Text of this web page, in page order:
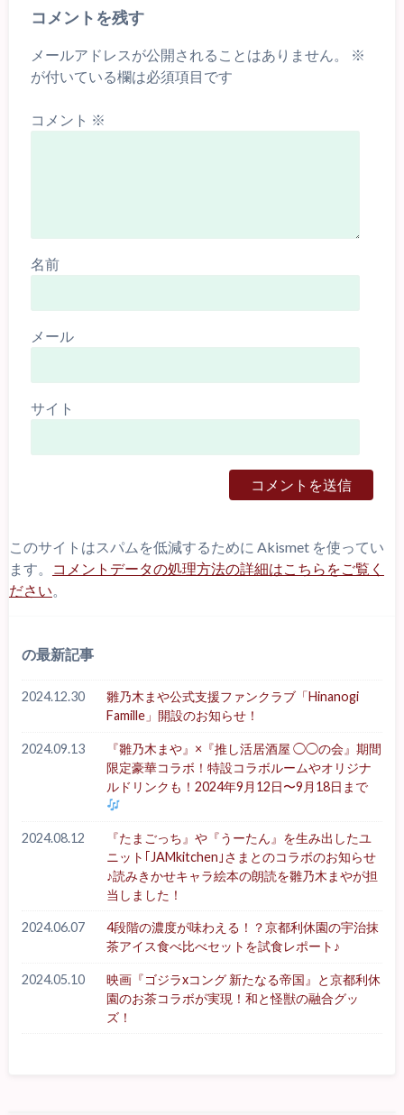
コメントを残す
メールアドレスが公開されることはありません。
※
が付いている欄は必須項目です
コメント ※
名前
メール
サイト
このサイトはスパムを低減するために Akismet を使ってい
ます。
コメントデータの処理方法の詳細はこちらをご覧く
ださい
の最新記事
2024.12.30
雛乃木まや公式支援ファンクラブ「Hinanogi
Famille」開設のお知らせ！
2024.09.13
『雛乃木まや』×『推し活居酒屋 ◯◯の会』期間
限定豪華コラボ！特設コラボルームやオリジナ
ルドリンクも！2024年9月12日〜9月18日まで
2024.08.12
『たまごっち』や『うーたん』を生み出したユ
ニット｢JAMkitchen｣さまとのコラボのお知らせ
♪読みきかせキャラ絵本の朗読を雛乃木まやが担
当しました！
2024.06.07
4段階の濃度が味わえる！？京都利休園の宇治抹
茶アイス食べ比べセットを試食レポート♪
2024.05.10
映画『ゴジラxコング 新たなる帝国』と京都利休
園のお茶コラボが実現！和と怪獣の融合グッ
ズ！